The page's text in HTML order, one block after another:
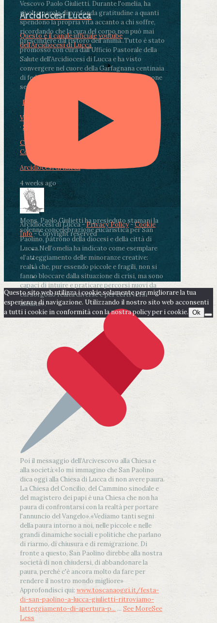
Vescovo Paolo Giulietti. Durante l'omelia, ha
rivolto parole di profonda gratitudine a quanti
spendono la propria vita accanto a chi soffre,
ricordando che la cura del corpo non può mai
prescindere dal ristoro dell'anima..Tutto è stato
promosso con cura dall'Ufficio Pastorale della
Salute dell'Arcidiocesi di Lucca e ha visto
convergere nel cuore della Garfagnana centinaia
di fedeli, operatori sanitari, volontari e persone
segnate dalla malattia.
Photo
View on Facebook
· Share
Condividi su Facebook
Condividi su LinkedIn
Arcidiocesi di Lucca
4 weeks ago
Mons. Paolo Giulietti ha presieduto stamani la
solenne concelebrazione eucaristica per San
Paolino, patrono della diocesi e della città di
Lucca.Nell’omelia ha indicato come esemplare
«l’atteggiamento delle minoranze creative:
realtà che, pur essendo piccole e fragili, non si
fanno bloccare dalla situazione di crisi, ma sono
capaci di intuire e praticare percorsi nuovi da
cui sorgono realtà diverse e per certi versi
inedite».
Poi il messaggio dell’Arcivescovo alla Chiesa e
alla società:«Io mi immagino che San Paolino
dica oggi alla Chiesa di Lucca di non avere paura.
La Chiesa del Concilio, del Cammino sinodale e
del magistero dei papi è una Chiesa che non ha
paura di confrontarsi con la realtà per portare
l'annuncio del Vangelo».«Vediamo tanti segni
della paura intorno a noi, nelle piccole e nelle
grandi dinamiche sociali e politiche che parlano
di riarmo, di chiusura e di remigrazione. Di
fronte a questo, San Paolino direbbe alla nostra
società di non chiudersi, di abbandonare la
paura, perché c'è ancora molto da fare per
rendere il nostro mondo migliore»
Approfondisci qui: www.toscanaoggi.it/festa-
di-san-paolino-a-lucca-giulietti-ritroviamo-
latteggiamento-di-apertura-p... ... See MoreSee
Less
Arcidiocesi Lucca
Questo è il canale ufficiale youtube
dell'Arcidiocesi di Lucca
Arcidiocesi di Lucca -Privacy Policy-Cookie
Info- Copyright reserved
Questo sito web utilizza i cookie solamente per migliorare la tua
esperienza di navigazione. Utilizzando il nostro sito web acconsenti
a tutti i cookie in conformità con la nostra policy per i cookie. Ok